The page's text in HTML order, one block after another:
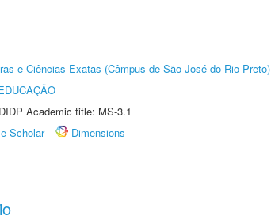
e Ciências Exatas (Câmpus de São José do Rio Preto)
Academic title: MS-3.1
Scholar
Dimensions